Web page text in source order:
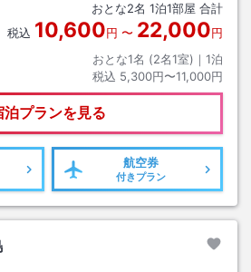
おとな2名 1泊1部屋 合計
税込 10,600円 〜 22,000円
おとな1名 (2名1室)｜ 1泊
税込 5,300円〜11,000円
泊プランを見る
航空券
付きプラン